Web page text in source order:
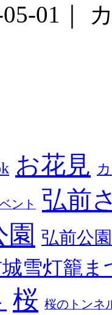
01｜
お花見
ント 弘前
園 弘前公
雪灯籠ま
桜 桜のトンネ